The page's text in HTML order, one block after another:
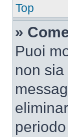
Top
»
Puoi
non